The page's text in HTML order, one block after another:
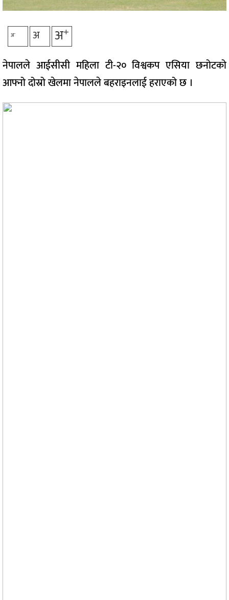
अ- अ अ+
नेपालले आईसीसी महिला टी-२० विश्वकप एसिया छनोटको
आफ्नो दोस्रो खेलमा नेपालले बहराइनलाई हराएको छ ।